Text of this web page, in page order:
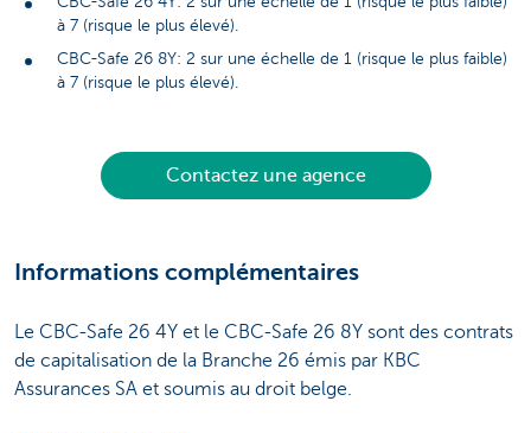
à 7 (risque le plus élevé).
CBC-Safe 26 8Y: 2 sur une échelle de 1 (risque le plus faible)
à 7 (risque le plus élevé).
Contactez une agence
Informations complémentaires
Le CBC-Safe 26 4Y et le CBC-Safe 26 8Y sont des contrats
de capitalisation de la Branche 26 émis par KBC
Assurances SA et soumis au droit belge.